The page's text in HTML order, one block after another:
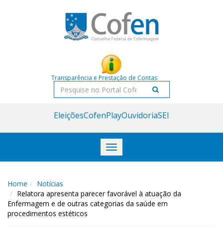
Transparência e Prestação de Contas
Pesquisar
EleiçõesCofenPlayOuvidoriaSEI
Toggle
navigation
Home
Notícias
Relatora apresenta parecer favorável à atuação da
Enfermagem e de outras categorias da saúde em
procedimentos estéticos